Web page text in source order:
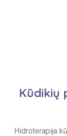
Kūdikių
Hidroterapija